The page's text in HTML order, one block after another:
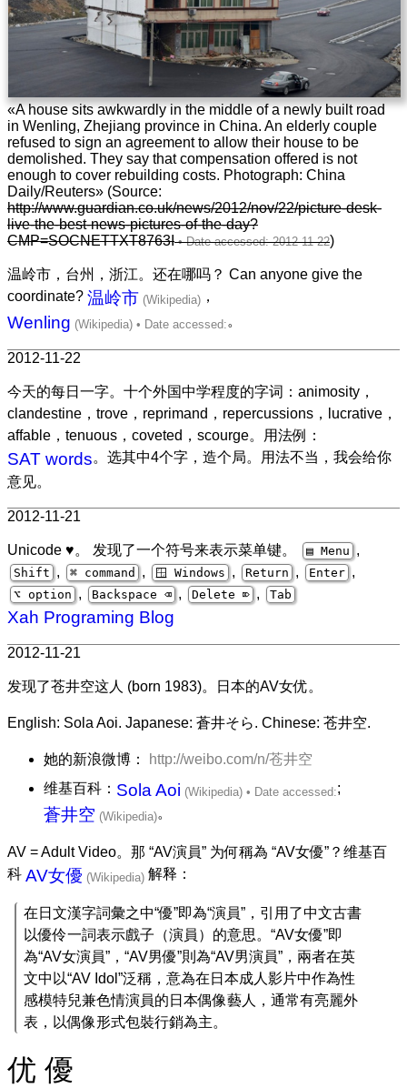
«A house sits awkwardly in the middle of a newly built road
in Wenling, Zhejiang province in China. An elderly couple
refused to sign an agreement to allow their house to be
demolished. They say that compensation offered is not
enough to cover rebuilding costs. Photograph: China
Daily/Reuters» (Source:
http://www.guardian.co.uk/news/2012/nov/22/picture-desk-
live-the-best-news-pictures-of-the-day?
CMP=SOCNETTXT8763I
)
温岭市，台州，浙江。还在哪吗？ Can anyone give the
coordinate? 温岭市 ，
Wenling 。
2012-11-22
今天的每日一字。十个外国中学程度的字词：animosity，
clandestine，trove，reprimand，repercussions，lucrative，
affable，tenuous，coveted，scourge。用法例：
SAT words。选其中4个字，造个局。用法不当，我会给你
意见。
2012-11-21
Unicode ♥。 发现了一个符号来表示菜单键。 ▤ Menu ,
Shift , ⌘ command , 🪟 Windows , Return , Enter ,
⌥ option , Backspace ⌫ , Delete ⌦ , Tab
Xah Programing Blog
2012-11-21
发现了苍井空这人 (born 1983)。日本的AV女优。
English: Sola Aoi. Japanese: 蒼井そら. Chinese: 苍井空.
她的新浪微博：
http://weibo.com/n/苍井空
维基百科： Sola Aoi ;
蒼井空 。
AV = Adult Video。那 “AV演員” 为何稱為 “AV女優”？维基百
科 AV女優 解释：
在日文漢字詞彙之中“優”即為“演員”，引用了中文古書
以優伶一詞表示戲子（演員）的意思。“AV女優”即
為“AV女演員”，“AV男優”則為“AV男演員”，兩者在英
文中以“AV Idol”泛稱，意為在日本成人影片中作為性
感模特兒兼色情演員的日本偶像藝人，通常有亮麗外
表，以偶像形式包裝行銷為主。
优 優